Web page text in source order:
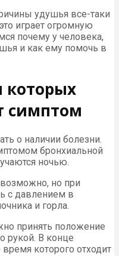
удушья все-таки
играет огромную
почему у человека,
и как ему помочь в
которых
симптом
о наличии болезни.
бронхиальной
ночью.
но при
с давлением в
и горла.
принять положение
рукой. В конце
которого отходит